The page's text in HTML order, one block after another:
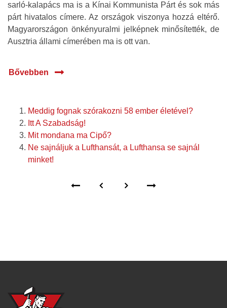
sarló-kalapács ma is a Kínai Kommunista Párt és sok más
párt hivatalos címere. Az országok viszonya hozzá eltérő.
Magyarországon önkényuralmi jelképnek minősítették, de
Ausztria állami címerében ma is ott van.
Bővebben
Meddig fognak szórakozni 58 ember életével?
Itt A Szabadság!
Mit mondana ma Cipő?
Ne sajnáljuk a Lufthansát, a Lufthansa se sajnál
minket!